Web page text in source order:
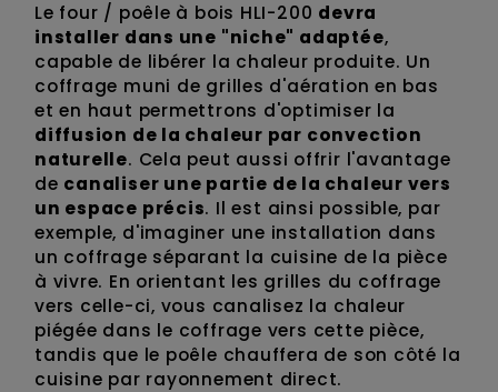
Le four / poêle à bois HLI-200 devra
installer dans une "niche" adaptée,
capable de libérer la chaleur produite. Un
coffrage muni de grilles d'aération en bas
et en haut permettrons d'optimiser la
diffusion de la chaleur par convection
naturelle. Cela peut aussi offrir l'avantage
de canaliser une partie de la chaleur vers
un espace précis. Il est ainsi possible, par
exemple, d'imaginer une installation dans
un coffrage séparant la cuisine de la pièce
à vivre. En orientant les grilles du coffrage
vers celle-ci, vous canalisez la chaleur
piégée dans le coffrage vers cette pièce,
tandis que le poêle chauffera de son côté la
cuisine par rayonnement direct.